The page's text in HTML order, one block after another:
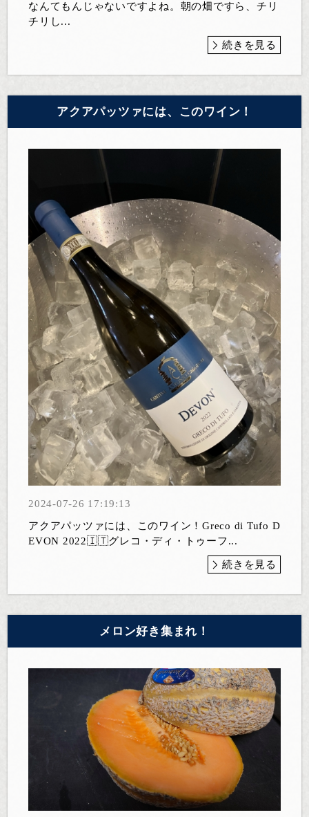
なんてもんじゃないですよね。朝の畑ですら、チリ
チリし...
続きを見る
アクアパッツァには、このワイン！
2024-07-26 17:19:13
アクアパッツァには、このワイン！Greco di Tufo D
EVON 2022🇮🇹グレコ・ディ・トゥーフ...
続きを見る
メロン好き集まれ！